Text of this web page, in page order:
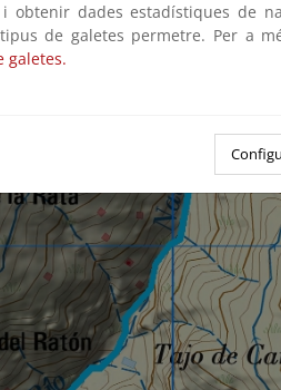
i obtenir dades estadístiques de
de galetes permetre. Per a
galetes.